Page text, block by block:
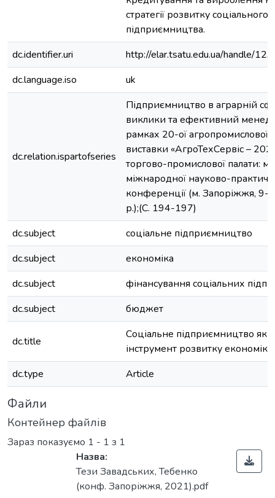
стратегії розвитку соціального
підприємництва.
dc.identifier.uri
http://elar.tsatu.edu.ua/handle/
dc.language.iso
uk
dc.relation.ispartofseries
Підприємництво в аграрній
виклики та ефективний
рамках 20-ої агропромислової
виставки «АгроТехСервіс –
торгово-промислової палати:
міжнародної науково-
конференції (м. Запоріжжя, 9-
р.);(С. 194-197)
dc.subject
соціальне підприємництво
dc.subject
економіка
dc.subject
фінансування соціальних
dc.subject
бюджет
dc.title
Соціальне підприємництво як
інструмент розвитку економіки
dc.type
Article
Файли
Контейнер файлів
Зараз показуємо 1 - 1 з 1
Назва:
Тези Завадських, Тебенко
(конф. Запоріжжя, 2021).pdf